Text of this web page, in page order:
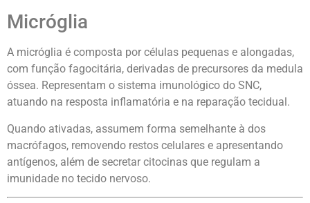
Micróglia
A micróglia é composta por células pequenas e alongadas,
com função fagocitária, derivadas de precursores da medula
óssea. Representam o sistema imunológico do SNC,
atuando na resposta inflamatória e na reparação tecidual.
Quando ativadas, assumem forma semelhante à dos
macrófagos, removendo restos celulares e apresentando
antígenos, além de secretar citocinas que regulam a
imunidade no tecido nervoso.